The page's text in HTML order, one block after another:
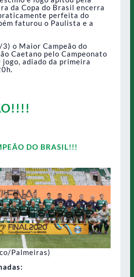
da Copa do Brasil encerra
perfeita do
faturou o Paulista e a
o Maior Campeão do
Caetano pelo Campeonato
adiado da primeira
DO BRASIL!!!
Palmeiras)